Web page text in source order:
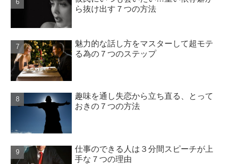
ら抜け出す７つの方法
魅力的な話し方をマスターして超モテ
る為の７つのステップ
趣味を通し失恋から立ち直る、とって
おきの７つの方法
仕事のできる人は３分間スピーチが上
手な７つの理由